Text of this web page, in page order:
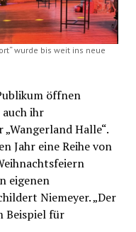
wurde bis weit ins neue
öffnen
ihr
Halle“.
Jahr eine Reihe von
eigenen
Niemeyer. „Der
Beispiel für